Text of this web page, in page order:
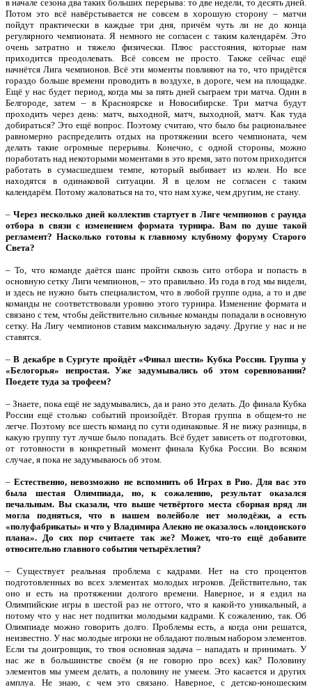
в начале сезона два таких больших перерыва: то две недели, то десять дней.
Потом это всё навёрстывается не совсем в хорошую сторону – матчи
пойдут практически в каждые три дня, причём чуть ли не до конца
регулярного чемпионата. Я немного не согласен с таким календарём. Это
очень затратно и тяжело физически. Плюс расстояния, которые нам
приходится преодолевать. Всё совсем не просто. Также сейчас ещё
начнётся Лига чемпионов. Всё эти моменты повлияют на то, что придётся
гораздо больше времени проводить в воздухе, в дороге, чем на площадке.
Ещё у нас будет период, когда мы за пять дней сыграем три матча. Один в
Белгороде, затем – в Красноярске и Новосибирске. Три матча будут
проходить через день: матч, выходной, матч, выходной, матч. Как туда
добираться? Это ещё вопрос. Поэтому считаю, что было бы рациональнее
равномерно распределить отдых на протяжении всего чемпионата, чем
делать такие огромные перерывы. Конечно, с одной стороны, можно
поработать над некоторыми моментами в это время, зато потом приходится
работать в сумасшедшем темпе, который выбивает из колеи. Но все
находятся в одинаковой ситуации. Я в целом не согласен с таким
календарём. Потому жаловаться на то, что нам хуже, чем другим, не стану.
–Через несколько дней коллектив стартует в Лиге чемпионов с раунда
отбора в связи с изменением формата турнира. Вам по душе такой
регламент? Насколько готовы к главному клубному форуму Старого
Света?
– То, что команде даётся шанс пройти сквозь сито отбора и попасть в
основную сетку Лиги чемпионов, – это правильно. Из года в год мы видели,
и здесь не нужно быть специалистом, что в любой группе одна, а то и две
команды не соответствовали уровню этого турнира. Изменение формата и
связано с тем, чтобы действительно сильные команды попадали в основную
сетку. На Лигу чемпионов ставим максимальную задачу. Другие у нас и не
ставятся.
–В декабре в Сургуте пройдёт «Финал шести» Кубка России. Группа у
«Белогорья» непростая. Уже задумывались об этом соревновании?
Поедете туда за трофеем?
– Знаете, пока ещё не задумывались, да и рано это делать. До финала Кубка
России ещё столько событий произойдёт. Вторая группа в общем-то не
легче. Поэтому все шесть команд по сути одинаковые. Я не вижу разницы, в
какую группу тут лучше было попадать. Всё будет зависеть от подготовки,
от готовности в конкретный момент финала Кубка России. Во всяком
случае, я пока не задумываюсь об этом.
–Естественно, невозможно не вспомнить об Играх в Рио. Для вас это
была шестая Олимпиада, но, к сожалению, результат оказался
печальным. Вы сказали, что выше четвёртого места сборная вряд ли
могла подняться, что в нашем волейболе нет молодёжи, а есть
«полуфабрикаты» и что у Владимира Алекно не оказалось «лондонского
плана». До сих пор считаете так же? Может, что-то ещё добавите
относительно главного события четырёхлетия?
– Существует реальная проблема с кадрами. Нет на сто процентов
подготовленных во всех элементах молодых игроков. Действительно, так
оно и есть на протяжении долгого времени. Наверное, и я ездил на
Олимпийские игры в шестой раз не оттого, что я какой-то уникальный, а
потому что у нас нет подпитки молодыми кадрами. К сожалению, так. Об
Олимпиаде можно говорить долго. Проблемы есть, а когда они решатся,
неизвестно. У нас молодые игроки не обладают полным набором элементов.
Если ты доигровщик, то твоя основная задача – нападать и принимать. У
нас же в большинстве своём (я не говорю про всех) как? Половину
элементов мы умеем делать, а половину не умеем. Это касается и других
амплуа. Не знаю, с чем это связано. Наверное, с детско-юношеским